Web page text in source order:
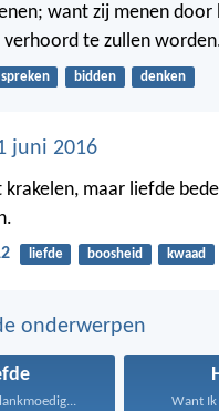
want zij menen door
te zullen
spreken bidden denken
juni 2016
krakelen, maar liefde
liefde boosheid kwaad
onderwerpen
Want Ik